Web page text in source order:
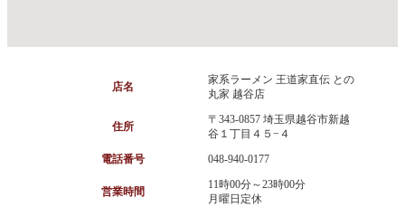
店名
家系ラーメン 王道家直伝 との
丸家 越谷店
住所
〒343-0857 埼玉県越谷市新越
谷１丁目４５−４
電話番号
048-940-0177
営業時間
11時00分～23時00分
月曜日定休